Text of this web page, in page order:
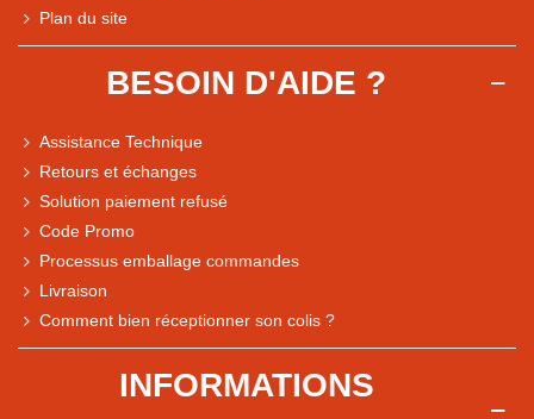
Comparaison des performances du magasin
Plan du site
BESOIN D'AIDE ?
Assistance Technique
Retours et échanges
Solution paiement refusé
Code Promo
Processus emballage commandes
Livraison
Comment bien réceptionner son colis ?
INFORMATIONS